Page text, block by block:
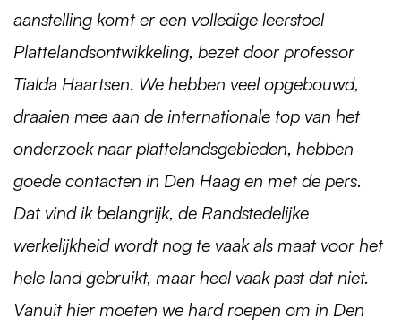
aanstelling komt er een volledige leerstoel
Plattelandsontwikkeling, bezet door professor
Tialda Haartsen. We hebben veel opgebouwd,
draaien mee aan de internationale top van het
onderzoek naar plattelandsgebieden, hebben
goede contacten in Den Haag en met de pers.
Dat vind ik belangrijk, de Randstedelijke
werkelijkheid wordt nog te vaak als maat voor het
hele land gebruikt, maar heel vaak past dat niet.
Vanuit hier moeten we hard roepen om in Den